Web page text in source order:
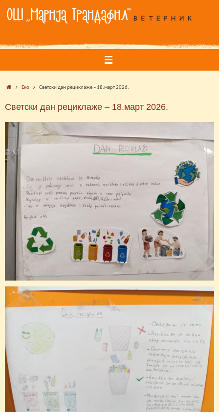
content
HomeЕко Светски дан рециклаже – 18.март 2026.
Светски дан рециклаже – 18.март 2026.